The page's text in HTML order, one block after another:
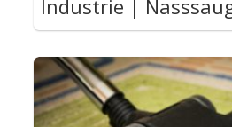
Industrie |